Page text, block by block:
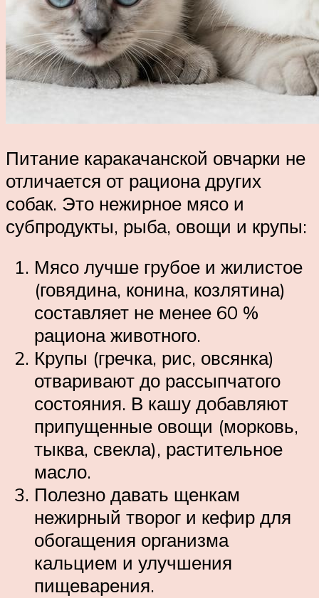
Питание каракачанской овчарки не
отличается от рациона других
собак. Это нежирное мясо и
субпродукты, рыба, овощи и крупы:
Мясо лучше грубое и жилистое
(говядина, конина, козлятина)
составляет не менее 60 %
рациона животного.
Крупы (гречка, рис, овсянка)
отваривают до рассыпчатого
состояния. В кашу добавляют
припущенные овощи (морковь,
тыква, свекла), растительное
масло.
Полезно давать щенкам
нежирный творог и кефир для
обогащения организма
кальцием и улучшения
пищеварения.